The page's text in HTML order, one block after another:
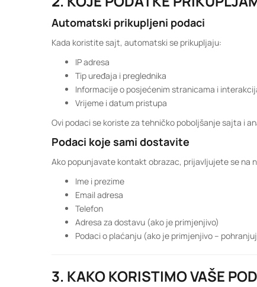
Automatski prikupljeni podaci
Kada koristite sajt, automatski se prikupljaju:
IP adresa
Tip uređaja i preglednika
Informacije o posjećenim stranicama i
Vrijeme i datum pristupa
Ovi podaci se koriste za tehničko poboljšanje sajta i
Podaci koje sami dostavite
Ako popunjavate kontakt obrazac, prijavljujete se na
Ime i prezime
Email adresa
Telefon
Adresa za dostavu (ako je primjenjivo)
Podaci o plaćanju (ako je primjenjivo –
3. KAKO KORISTIMO VAŠE